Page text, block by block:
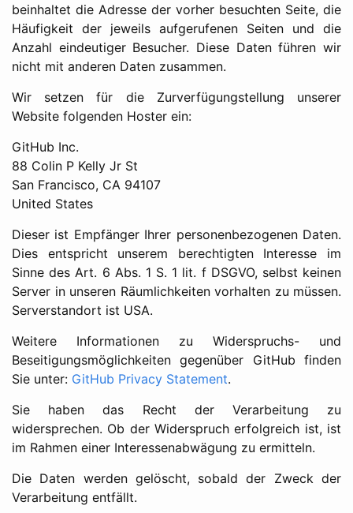
beinhaltet die Adresse der vorher besuchten Seite, die
Häufigkeit der jeweils aufgerufenen Seiten und die
Anzahl eindeutiger Besucher. Diese Daten führen wir
nicht mit anderen Daten zusammen.
Wir setzen für die Zurverfügungstellung unserer
Website folgenden Hoster ein:
GitHub Inc.
88 Colin P Kelly Jr St
San Francisco, CA 94107
United States
Dieser ist Empfänger Ihrer personenbezogenen Daten.
Dies entspricht unserem berechtigten Interesse im
Sinne des Art. 6 Abs. 1 S. 1 lit. f DSGVO, selbst keinen
Server in unseren Räumlichkeiten vorhalten zu müssen.
Serverstandort ist USA.
Weitere Informationen zu Widerspruchs- und
Beseitigungsmöglichkeiten gegenüber GitHub finden
Sie unter: GitHub Privacy Statement.
Sie haben das Recht der Verarbeitung zu
widersprechen. Ob der Widerspruch erfolgreich ist, ist
im Rahmen einer Interessenabwägung zu ermitteln.
Die Daten werden gelöscht, sobald der Zweck der
Verarbeitung entfällt.